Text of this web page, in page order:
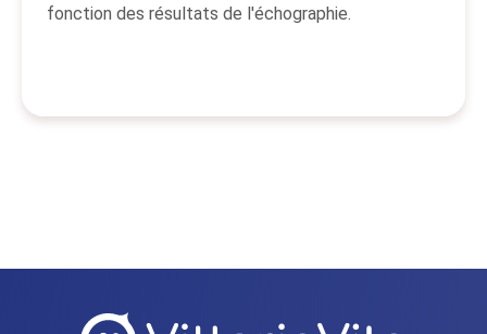
fonction des résultats de l'échographie.